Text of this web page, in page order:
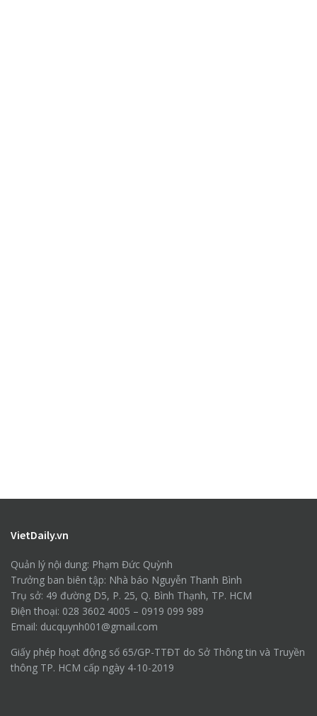
VietDaily.vn
Quản lý nội dung: Phạm Đức Quỳnh
Trưởng ban biên tập: Nhà báo Nguyễn Thanh Bình
Trụ sở: 49 đường D5, P. 25, Q. Bình Thạnh, TP. HCM
Điện thoại: 028 3602 4005 – 0919 099 989
Email: ducquynh001@gmail.com
Giấy phép hoạt động số 65/GP-TTĐT do Sở Thông tin và Truyền
thông TP. HCM cấp ngày 4-10-2019